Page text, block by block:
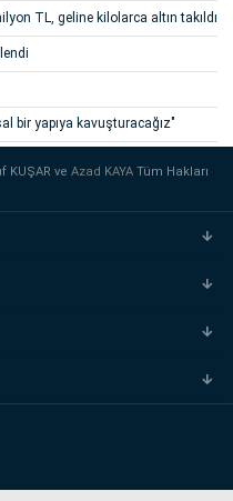
TL, geline kilolarca altın takıldı
bir yapıya kavuşturacağız"
KUŞAR veAzad KAYATüm Hakları